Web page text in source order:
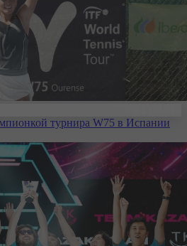
турнира W75 в Испании